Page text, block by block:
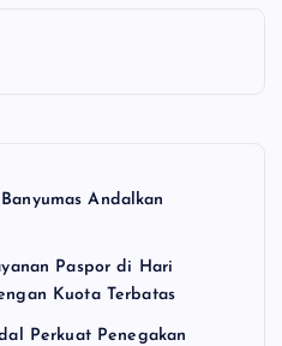
Andalkan
Paspor di Hari
Kuota Terbatas
Perkuat Penegakan